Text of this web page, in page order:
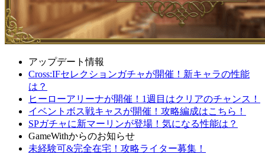
アップデート情報
Cross:IFセレクションガチャが開催！新キャラの性能
は？
ヒーローアリーナが開催！1週目はクリアのチャンス！
イベントボス戦キャスが開催！攻略編成はこちら！
SPガチャに新マーリンが登場！気になる性能は？
GameWithからのお知らせ
未経験可&完全在宅！攻略ライター募集！